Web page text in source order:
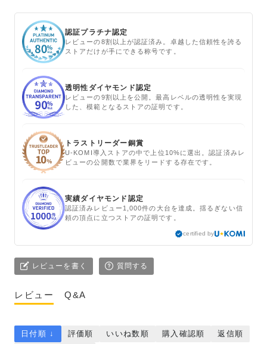
認証プラチナ認定
レビューの8割以上が認証済み。卓越した信頼性を誇る
ストアだけが手にできる称号です。
透明性ダイヤモンド認定
レビューの9割以上を公開。最高レベルの透明性を実現
した、模範となるストアの証明です。
トラストリーダー銅賞
U-KOMI導入ストアの中で上位10%に選出。認証済みレ
ビューの公開数で業界をリードする存在です。
実績ダイヤモンド認定
認証済みレビュー1,000件の大台を達成。揺るぎない信
頼の頂点に立つストアの証明です。
certified by
レビューを書く 質問する
レビュー Q&A
日付順 ↓ 評価順 いいね数順 購入確認順
返信順